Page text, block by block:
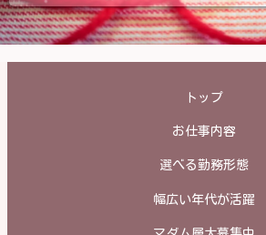
トップ
お仕事内容
選べる勤務形態
幅広い年代が活躍